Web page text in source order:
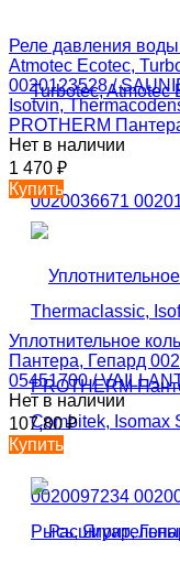
Реле давления
Atmotec Ecotec,
0020123528 /
Isotvin,
PROTHERM
Нет в наличии
1 470 ₽
Купить
Уплотнительное
Пантера, Гепард
05451700 /
Нет в наличии
107,80₽
Купить